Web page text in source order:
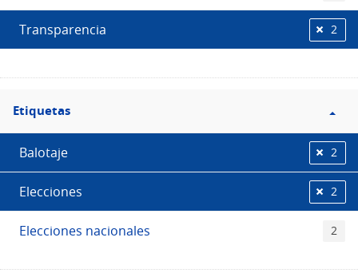
Transparencia 2
Filtro
Etiquetas
Etiquetas
Balotaje 2
Elecciones 2
Elecciones nacionales 2